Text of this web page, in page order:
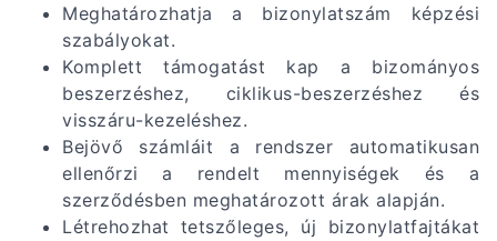
Meghatározhatja a bizonylatszám képzési
szabályokat.
Komplett támogatást kap a bizományos
beszerzéshez, ciklikus-beszerzéshez és
visszáru-kezeléshez.
Bejövő számláit a rendszer automatikusan
ellenőrzi a rendelt mennyiségek és a
szerződésben meghatározott árak alapján.
Létrehozhat tetszőleges, új bizonylatfajtákat